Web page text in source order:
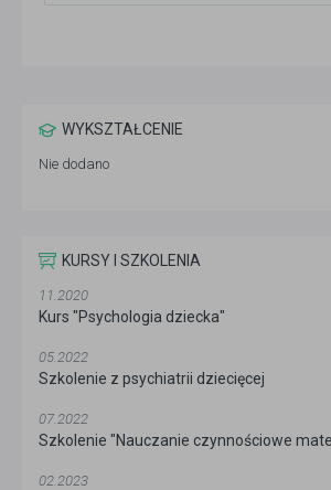
WYKSZTAŁCENIE
Nie dodano
KURSY I SZKOLENIA
11.2020
Kurs "Psychologia dziecka"
05.2022
Szkolenie z psychiatrii dziecięcej
07.2022
Szkolenie "Nauczanie czynnościowe
02.2023